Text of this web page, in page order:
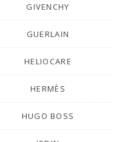
GIVENCHY
GUERLAIN
HELIOCARE
HERMÈS
HUGO BOSS